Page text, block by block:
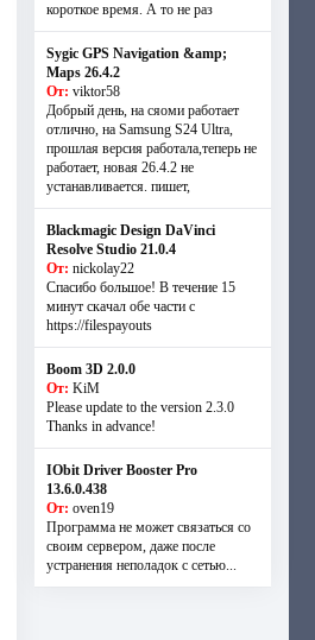
короткое время. А то не раз
Sygic GPS Navigation &amp;
Maps 26.4.2
От: viktor58
Добрый день, на сяоми работает
отлично, на Samsung S24 Ultra,
прошлая версия работала,теперь не
работает, новая 26.4.2 не
устанавливается. пишет,
Blackmagic Design DaVinci
Resolve Studio 21.0.4
От: nickolay22
Спасибо большое! В течение 15
минут скачал обе части с
https://filespayouts
Boom 3D 2.0.0
От: KiM
Please update to the version 2.3.0
Thanks in advance!
IObit Driver Booster Pro
13.6.0.438
От: oven19
Программа не может связаться со
своим сервером, даже после
устранения неполадок с сетью...